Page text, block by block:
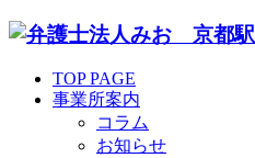
TOP PAGE
事業所案内
コラム
お知らせ